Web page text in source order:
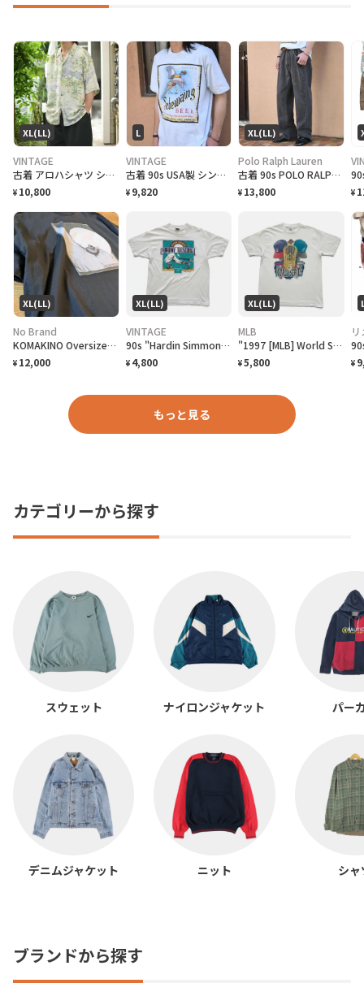
XL(LL)
VINTAGE
古着 アロハシャツ シルクシャツ レーヨンシャツ 柄シャツ 総柄シャツ
¥ 10,800
L
VINTAGE
古着 90s USA製 シングルステッチ ビール プロモーション Tシャツ
¥ 9,820
XL(LL)
Polo Ralph Lauren
古着 90s POLO RALPH LAUREN 先染め ブラックデニム デニム
¥ 13,800 ¥
XL(LL)
No Brand
KOMAKINO Oversized T-Shirt
¥ 12,000
XL(LL)
VINTAGE
90s "Hardin Simmons University Cowboy Baseball" T-Shirt ハーディン シモンズ大学 カウボーイズベースボール Tシャツ [XL]
¥ 4,800
XL(LL)
MLB
"1997 [MLB] World Series Cleveland Indians vs Florida Marlins" T-Shirt [XL]
¥5,800 ¥
もっと見る
カテゴリーから探す
スウェット ナイロンジャケット パー
デニムジャケット ニット シャ
ブランドから探す